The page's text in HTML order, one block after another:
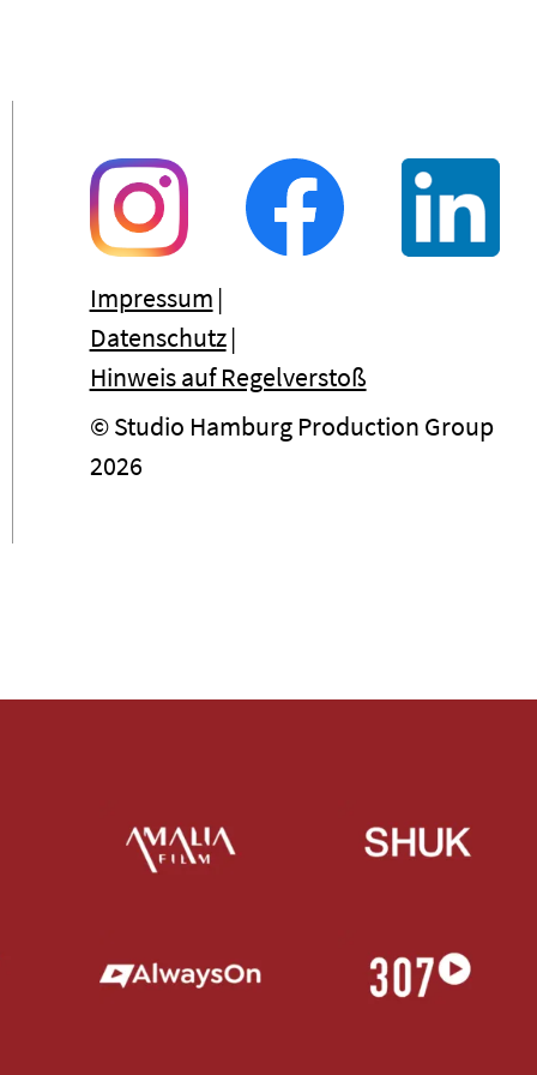
Impressum
Datenschutz
Hinweis auf Regelverstoß
© Studio Hamburg Production Group
2026